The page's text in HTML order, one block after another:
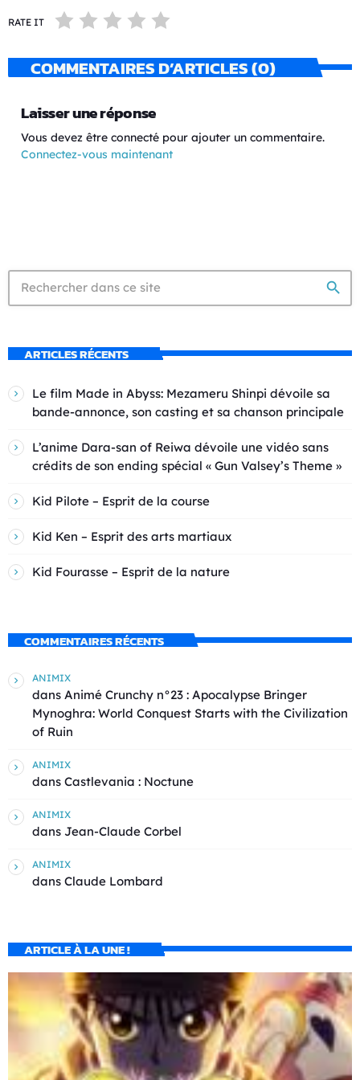
RATE IT
COMMENTAIRES D’ARTICLES (0)
Laisser une réponse
Vous devez être connecté pour ajouter un commentaire.
Connectez-vous maintenant
search
ARTICLES RÉCENTS
Le film Made in Abyss: Mezameru Shinpi dévoile sa
bande-annonce, son casting et sa chanson principale
L’anime Dara-san of Reiwa dévoile une vidéo sans
crédits de son ending spécial « Gun Valsey’s Theme »
Kid Pilote – Esprit de la course
Kid Ken – Esprit des arts martiaux
Kid Fourasse – Esprit de la nature
COMMENTAIRES RÉCENTS
ANIMIX
dans Animé Crunchy n°23 : Apocalypse Bringer
Mynoghra: World Conquest Starts with the Civilization
of Ruin
ANIMIX
dans Castlevania : Noctune
ANIMIX
dans Jean-Claude Corbel
ANIMIX
dans Claude Lombard
ARTICLE À LA UNE !